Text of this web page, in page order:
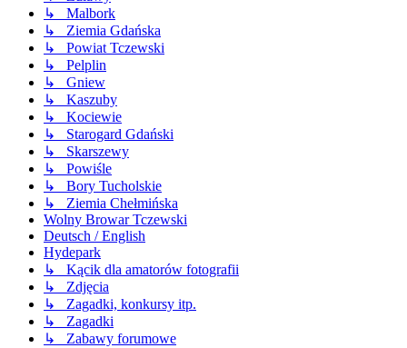
↳ Malbork
↳ Ziemia Gdańska
↳ Powiat Tczewski
↳ Pelplin
↳ Gniew
↳ Kaszuby
↳ Kociewie
↳ Starogard Gdański
↳ Skarszewy
↳ Powiśle
↳ Bory Tucholskie
↳ Ziemia Chełmińska
Wolny Browar Tczewski
Deutsch / English
Hydepark
↳ Kącik dla amatorów fotografii
↳ Zdjęcia
↳ Zagadki, konkursy itp.
↳ Zagadki
↳ Zabawy forumowe